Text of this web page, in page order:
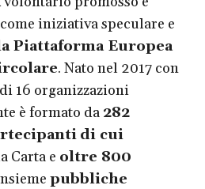
iniziativa speculare e
Piattaforma Europea
. Nato nel 2017 con
16 organizzazioni
è formato da 282
di cui
Carta e oltre 800
pubbliche